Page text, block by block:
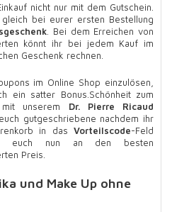
nicht nur mit dem Gutschein.
bei eurer ersten Bestellung
. Bei dem Erreichen von
könnt ihr bei jedem Kauf im
Geschenk rechnen.
im Online Shop einzulösen,
ein satter Bonus.Schönheit zum
unserem Dr. Pierre Ricaud
gutgeschriebene nachdem ihr
in das Vorteilscode-Feld
euch nun an den besten
Preis.
und Make Up ohne